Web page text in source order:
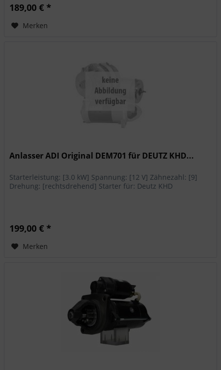
189,00 € *
Merken
Anlasser ADI Original DEM701 für DEUTZ KHD...
Starterleistung: [3.0 kW] Spannung: [12 V] Zähnezahl: [9]
Drehung: [rechtsdrehend] Starter für: Deutz KHD
199,00 € *
Merken